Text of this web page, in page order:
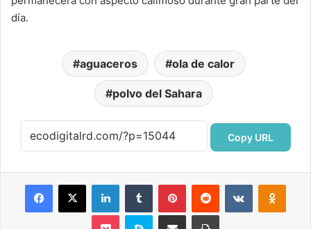
día.
aguaceros ola de calor
polvo del Sahara
Copy URL
Facebook
X LinkedInTumblr PinterestReddit VKontakte
Pocket Skype Compartir por correo electrónicoImprimir